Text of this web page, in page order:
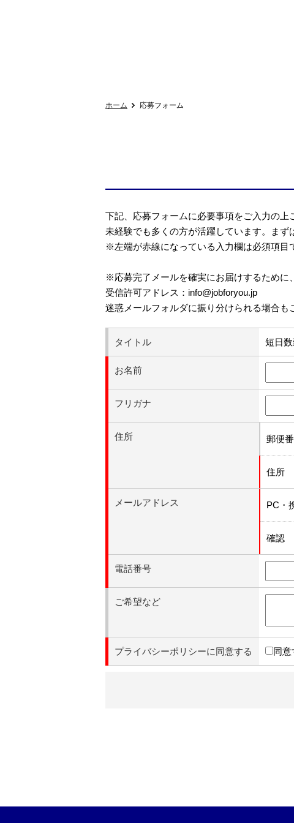
ホーム 応募フォーム
下記、応募フォームに必要事項をご入力の上
未経験でも多くの方が活躍しています。まず
※左端が赤線になっている入力欄は必須項目
※応募完了メールを確実にお届けするために
受信許可アドレス：info@jobforyou.jp
迷惑メールフォルダに振り分けられる場合も
タイトル 短日
お名前
フリガナ
住所 郵便
住所
メールアドレス PC・
確認
電話番号
ご希望など
プライバシーポリシーに同意する 同意